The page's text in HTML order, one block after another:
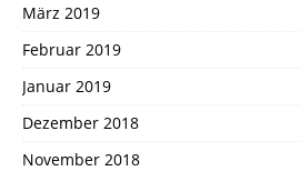
März 2019
Februar 2019
Januar 2019
Dezember 2018
November 2018